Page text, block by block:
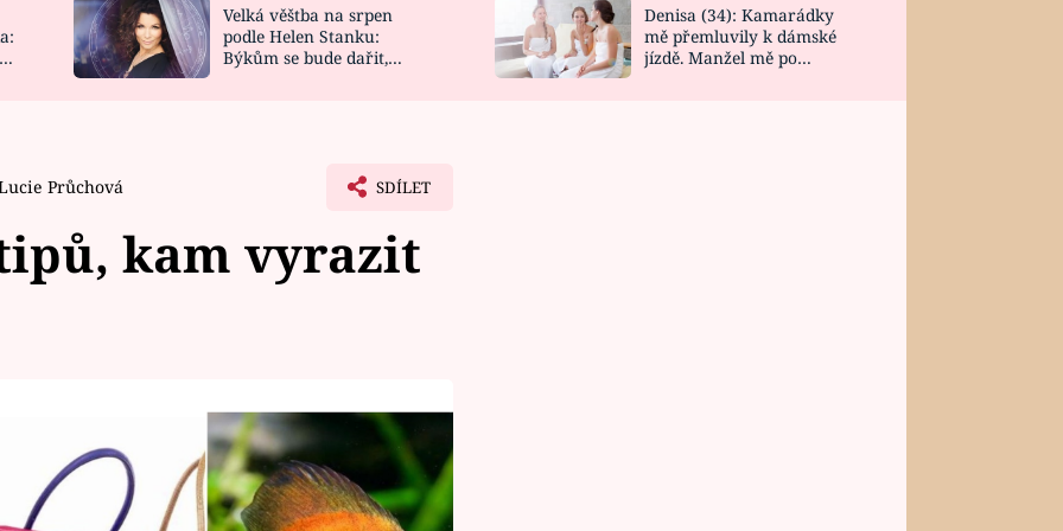
NOVINKY
VIDEORECEPTY
DESIGN
Velká věštba na srpen
podle Helen Stanku:
Býkům se bude dařit,
Denisa (34): Kamarádky
mě přemluvily k dámské
jízdě. Manžel mě po
Průchová SDÍLET
kam vyrazit